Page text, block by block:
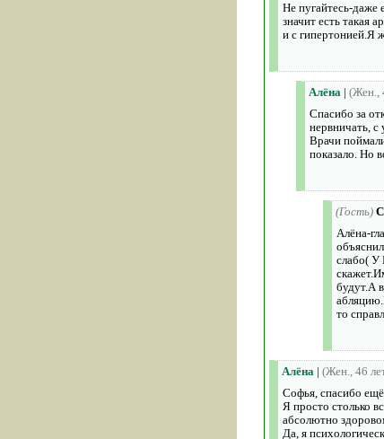
Не пугайтесь-даже
значит есть такая
и с гипертонией.Я
Алёна | (Жен.,
Спасибо за
нервничать, с
Врачи
показало. Но
(Гость)
Алёна-
слабо( У
будут.А
то
Алёна | (Жен., 46
Софья, спасибо
Я просто столько
абсолютно
Да, я